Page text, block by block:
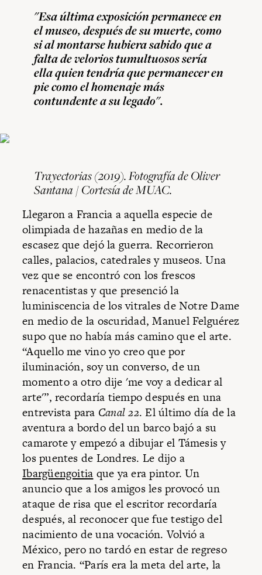
"Esa última exposición permanece en
el museo, después de su muerte, como
si al montarse hubiera sabido que a
falta de velorios tumultuosos sería
ella quien tendría que permanecer en
pie como el homenaje más
contundente a su legado".
Trayectorias (2019). Fotografía de Oliver
Santana / Cortesía de MUAC.
Llegaron a Francia a aquella especie de
olimpiada de hazañas en medio de la
escasez que dejó la guerra. Recorrieron
calles, palacios, catedrales y museos. Una
vez que se encontró con los frescos
renacentistas y que presenció la
luminiscencia de los vitrales de Notre Dame
en medio de la oscuridad, Manuel Felguérez
supo que no había más camino que el arte.
“Aquello me vino yo creo que por
iluminación, soy un converso, de un
momento a otro dije 'me voy a dedicar al
arte'”, recordaría tiempo después en una
entrevista para Canal 22. El último día de la
aventura a bordo del un barco bajó a su
camarote y empezó a dibujar el Támesis y
los puentes de Londres. Le dijo a
Ibargüengoitia que ya era pintor. Un
anuncio que a los amigos les provocó un
ataque de risa que el escritor recordaría
después, al reconocer que fue testigo del
nacimiento de una vocación. Volvió a
México, pero no tardó en estar de regreso
en Francia. “París era la meta del arte, la